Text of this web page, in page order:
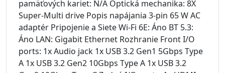
pamäťových kariet: N/A Optická mechanika: 8X
Super-Multi drive Popis napájania 3-pin 65 W AC
adaptér Pripojenie a Siete Wi-Fi 6E: Áno BT 5.3:
Áno LAN: Gigabit Ethernet Rozhranie Front I/O
ports: 1x Audio jack 1x USB 3.2 Gen1 5Gbps Type
A 1x USB 3.2 Gen2 10Gbps Type A 1x USB 3.2